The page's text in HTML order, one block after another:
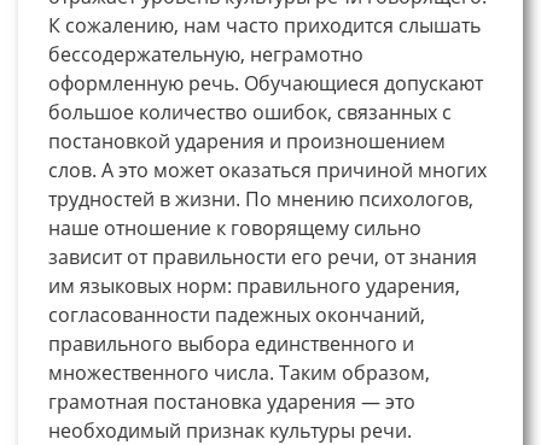
К сожалению, нам часто приходится слышать
бессодержательную, неграмотно
оформленную речь. Обучающиеся допускают
большое количество ошибок, связанных с
постановкой ударения и произношением
слов. А это может оказаться причиной многих
трудностей в жизни. По мнению психологов,
наше отношение к говорящему сильно
зависит от правильности его речи, от знания
им языковых норм: правильного ударения,
согласованности падежных окончаний,
правильного выбора единственного и
множественного числа. Таким образом,
грамотная постановка ударения — это
необходимый признак культуры речи.